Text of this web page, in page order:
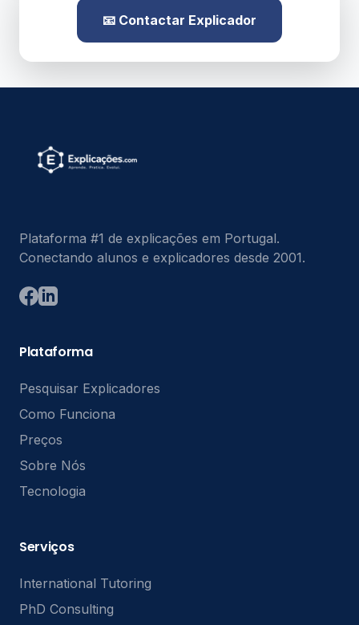
📧 Contactar Explicador
Plataforma #1 de explicações em Portugal.
Conectando alunos e explicadores desde 2001.
Plataforma
Pesquisar Explicadores
Como Funciona
Preços
Sobre Nós
Tecnologia
Serviços
International Tutoring
PhD Consulting